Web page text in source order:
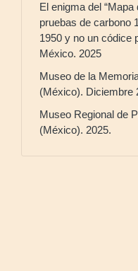
El enigma del
pruebas de carbono
1950 y no un códice
México. 2025
Museo de la
(México). Diciembre
Museo Regional de
(México). 2025.